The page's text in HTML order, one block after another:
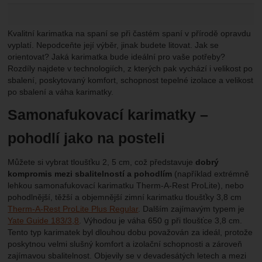
Kvalitní karimatka na spaní se při častém spaní v přírodě opravdu
vyplatí. Nepodceňte její výběr, jinak budete litovat. Jak se
orientovat? Jaká karimatka bude ideální pro vaše potřeby?
Rozdíly najdete v technologiích, z kterých pak vychází i velikost po
sbalení, poskytovaný komfort, schopnost tepelné izolace a velikost
po sbalení a váha karimatky.
Samonafukovací karimatky –
pohodlí jako na posteli
Můžete si vybrat tloušťku 2, 5 cm, což představuje dobrý
kompromis mezi sbalitelností a pohodlím (například extrémně
lehkou samonafukovací karimatku Therm-A-Rest ProLite), nebo
pohodlnější, těžší a objemnější zimní karimatku tloušťky 3,8 cm
Therm-A-Rest ProLite Plus Regular. Dalším zajímavým typem je
Yate Guide 183/3,8. Výhodou je váha 650 g při tloušťce 3,8 cm.
Tento typ karimatek byl dlouhou dobu považován za ideál, protože
poskytnou velmi slušný komfort a izolační schopnosti a zároveň
zajímavou sbalitelnost. Objevily se v devadesátých letech a mezi